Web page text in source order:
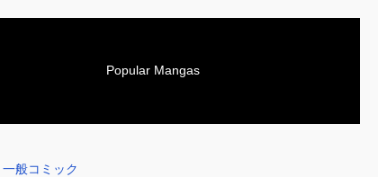
S
p
Popular Mangas
一般コミック